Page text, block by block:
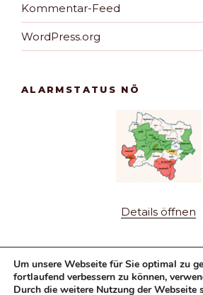
Kommentar-Feed
WordPress.org
ALARMSTATUS NÖ
Details öffnen
Um unsere Webseite für Sie optimal zu
fortlaufend verbessern zu können,
Durch die weitere Nutzung der Webseite